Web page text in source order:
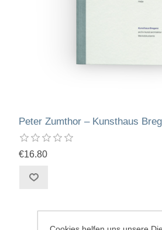
Peter Zumthor – Kunsthaus
€16.80